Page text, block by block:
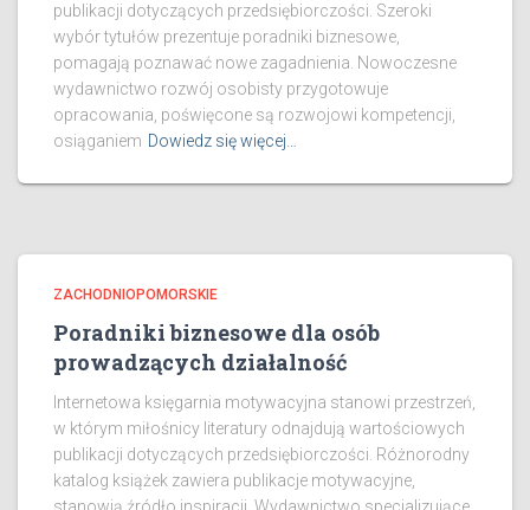
publikacji dotyczących przedsiębiorczości. Szeroki
wybór tytułów prezentuje poradniki biznesowe,
pomagają poznawać nowe zagadnienia. Nowoczesne
wydawnictwo rozwój osobisty przygotowuje
opracowania, poświęcone są rozwojowi kompetencji,
osiąganiem Dowiedz się więcej…
ZACHODNIOPOMORSKIE
Poradniki biznesowe dla osób
prowadzących działalność
Internetowa księgarnia motywacyjna stanowi przestrzeń,
w którym miłośnicy literatury odnajdują wartościowych
publikacji dotyczących przedsiębiorczości. Różnorodny
katalog książek zawiera publikacje motywacyjne,